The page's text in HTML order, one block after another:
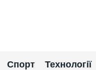
Спорт Технології